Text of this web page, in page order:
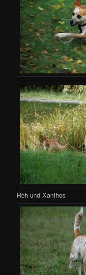
Reh und Xanthos